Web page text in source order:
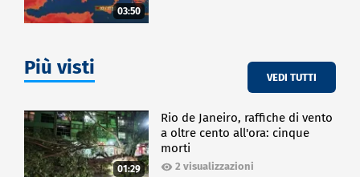
ESTERI 03:50
Più visti VEDI TUTTI
01:29
Rio de Janeiro, raffiche di vento
a oltre cento all'ora: cinque
morti
2 visualizzazioni